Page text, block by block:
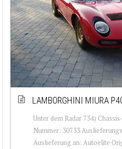
LAMBORGHINI MIURA
Unter dem Radar 734)
Nummer: 30733
Auslieferung an: Autoelite